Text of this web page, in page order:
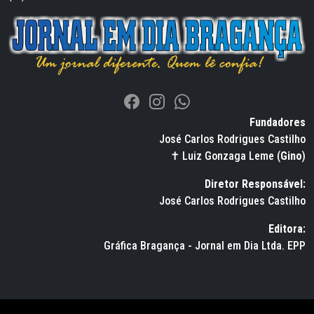
Fundadores
José Carlos Rodrigues Castilho
✝ Luiz Gonzaga Leme (Gino)
Diretor Responsável:
José Carlos Rodrigues Castilho
Editora:
Gráfica Bragança - Jornal em Dia Ltda. EPP